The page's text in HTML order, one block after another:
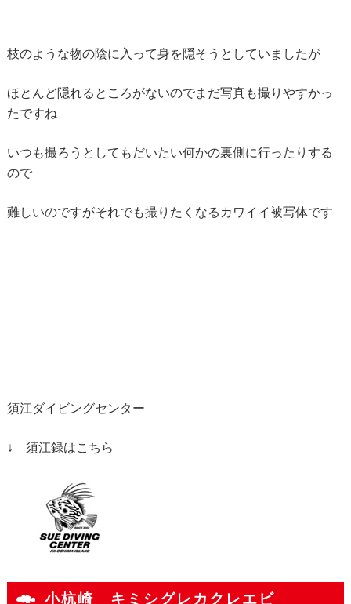
枝のような物の陰に入って身を隠そうとしていましたが
ほとんど隠れるところがないのでまだ写真も撮りやすかっ
たですね
いつも撮ろうとしてもだいたい何かの裏側に行ったりする
ので
難しいのですがそれでも撮りたくなるカワイイ被写体です
須江ダイビングセンター
↓ 須江録はこちら
小杭崎 キミシグレカクレエビ